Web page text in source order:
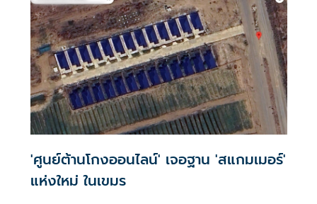
'ศูนย์ต้านโกงออนไลน์' เจอฐาน 'สแกมเมอร์'
แห่งใหม่ ในเขมร